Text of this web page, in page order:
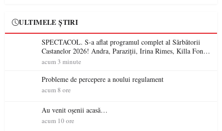
ULTIMELE ȘTIRI
SPECTACOL. S-a aflat programul complet al Sărbătorii
Castanelor 2026! Andra, Paraziții, Irina Rimes, Killa Fonic,
Zdob și Zdub și Fuego vin la Baia Mare
acum 3 minute
Probleme de percepere a noului regulament
acum 8 ore
Au venit oșenii acasă…
acum 10 ore